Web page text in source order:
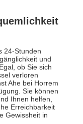
24-Stunden
und
ob Sie sich
verloren
Ahe bei Horrem
Sie können
Ihnen helfen,
Erreichbarkeit
Gewissheit in